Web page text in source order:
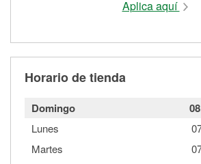
Aplica aquí
Horario de tienda
Domingo
Lunes
Martes